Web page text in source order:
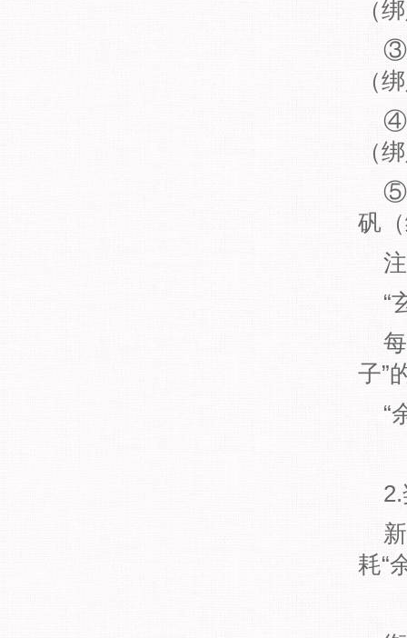
（
（
（
矾
注
“
每
子”
“
2.
新
耗“